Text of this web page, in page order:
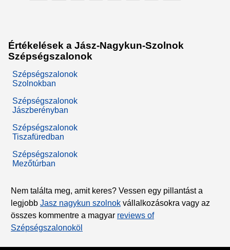
Értékelések a Jász-Nagykun-Szolnok
Szépségszalonok
Szépségszalonok
Szolnokban
Szépségszalonok
Jászberényban
Szépségszalonok
Tiszafüredban
Szépségszalonok
Mezőtúrban
Nem találta meg, amit keres? Vessen egy pillantást a
legjobb Jasz nagykun szolnok vállalkozásokra vagy az
összes kommentre a magyar reviews of
Szépségszalonoköl